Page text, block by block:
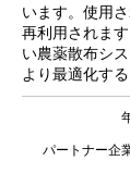
います。使用
再利用されま
い農薬散布シ
より最適化す
パートナー企